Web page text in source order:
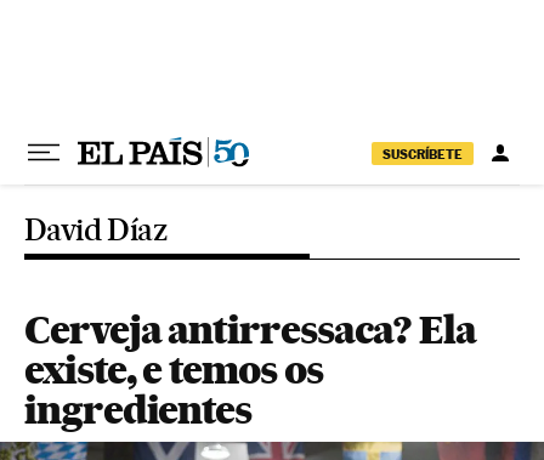
SUSCRÍBETE
David Díaz
Cerveja antirressaca? Ela
existe, e temos os
ingredientes